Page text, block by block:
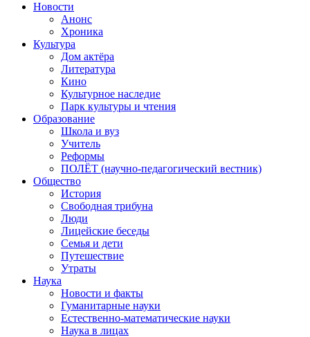
Новости
Анонс
Хроника
Культура
Дом актёра
Литература
Кино
Культурное наследие
Парк культуры и чтения
Образование
Школа и вуз
Учитель
Реформы
ПОЛЁТ (научно-педагогический вестник)
Общество
История
Свободная трибуна
Люди
Лицейские беседы
Семья и дети
Путешествие
Утраты
Наука
Новости и факты
Гуманитарные науки
Естественно-математические науки
Наука в лицах